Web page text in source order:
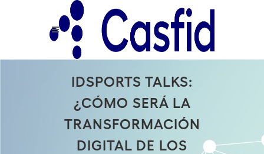
IDSPORTS TALKS:
¿CÓMO SERÁ LA
TRANSFORMACIÓN
DIGITAL DE LOS